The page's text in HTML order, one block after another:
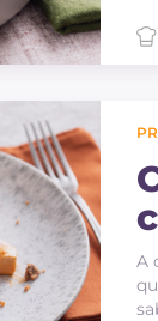
A